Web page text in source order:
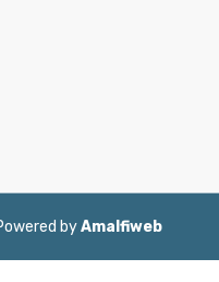
byAmalfiweb